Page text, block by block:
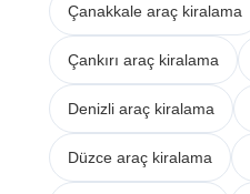
Çanakkale araç kiralama
Çankırı araç kiralama
Denizli araç kiralama
Düzce araç kiralama